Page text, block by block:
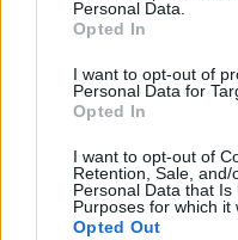
Personal Data.
Opted In
I want to opt-out of
Personal Data for
Opted In
I want to opt-out of
Retention, Sale,
Personal Data that
Purposes for which it
Opted Out